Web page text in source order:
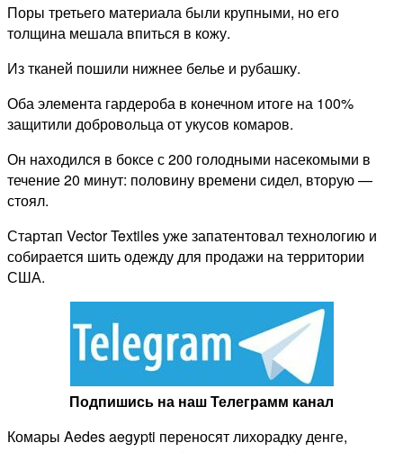
Поры третьего материала были крупными, но его
толщина мешала впиться в кожу.
Из тканей пошили нижнее белье и рубашку.
Оба элемента гардероба в конечном итоге на 100%
защитили добровольца от укусов комаров.
Он находился в боксе с 200 голодными насекомыми в
течение 20 минут: половину времени сидел, вторую —
стоял.
Стартап Vector Textiles уже запатентовал технологию и
собирается шить одежду для продажи на территории
США.
Подпишись на наш Телеграмм канал
Комары Aedes aegypti переносят лихорадку денге,